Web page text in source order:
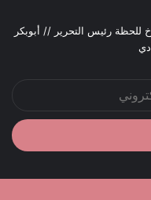
للحظة رئيس التحرير // أبوبكر